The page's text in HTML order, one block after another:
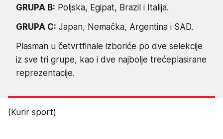
GRUPA B: Poljska, Egipat, Brazil i Italija.
GRUPA C: Japan, Nemačka, Argentina i SAD.
Plasman u četvrtfinale izboriće po dve selekcije
iz sve tri grupe, kao i dve najbolje trećeplasirane
reprezentacije.
(Kurir sport)